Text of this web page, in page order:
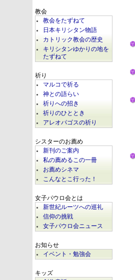
教会
教会をたずねて
日本キリシタン物語
カトリック教会の歴史
キリシタンゆかりの地を
たずねて
祈り
マルコで祈る
神との語らい
祈りへの招き
祈りのひととき
アレオパゴスの祈り
シスターのお薦め
新刊のご案内
私の薦めるこの一冊
お薦めシネマ
こんなとこ行った！
女子パウロ会とは
新世紀ルーツへの巡礼
信仰の挑戦
女子パウロ会ニュース
お知らせ
イベント・勉強会
キッズ